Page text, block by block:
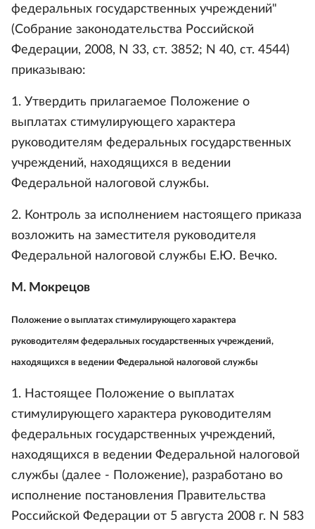
федеральных государственных учреждений"
(Собрание законодательства Российской
Федерации, 2008, N 33, ст. 3852; N 40, ст. 4544)
приказываю:
1. Утвердить прилагаемое Положение о
выплатах стимулирующего характера
руководителям федеральных государственных
учреждений, находящихся в ведении
Федеральной налоговой службы.
2. Контроль за исполнением настоящего приказа
возложить на заместителя руководителя
Федеральной налоговой службы Е.Ю. Вечко.
М. Мокрецов
Положение о выплатах стимулирующего характера
руководителям федеральных государственных учреждений,
находящихся в ведении Федеральной налоговой службы
1. Настоящее Положение о выплатах
стимулирующего характера руководителям
федеральных государственных учреждений,
находящихся в ведении Федеральной налоговой
службы (далее - Положение), разработано во
исполнение постановления Правительства
Российской Федерации от 5 августа 2008 г. N 583